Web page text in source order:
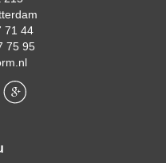
71 44
75 95